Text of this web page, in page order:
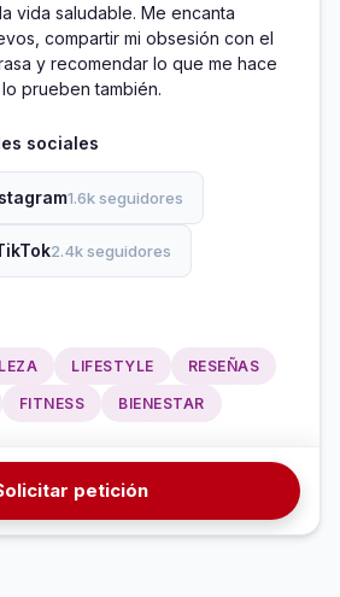
vida saludable. Me encanta
compartir mi obsesión con el
y recomendar lo que me hace
prueben también.
sociales
1.6k seguidores
2.4k seguidores
LIFESTYLE RESEÑAS
FITNESS BIENESTAR
petición